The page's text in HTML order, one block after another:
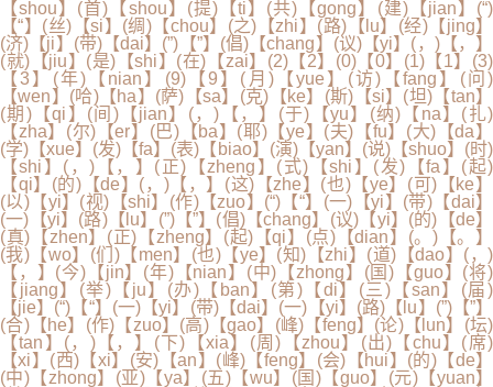
【shou】(首)【shou】(提)【ti】(共)【gong】(建)【jian】(“)
【“】(丝)【si】(绸)【chou】(之)【zhi】(路)【lu】(经)【jing】
(济)【ji】(带)【dai】(”)【”】(倡)【chang】(议)【yi】(，)【，】
(就)【jiu】(是)【shi】(在)【zai】(2)【2】(0)【0】(1)【1】(3)
【3】(年)【nian】(9)【9】(月)【yue】(访)【fang】(问)
【wen】(哈)【ha】(萨)【sa】(克)【ke】(斯)【si】(坦)【tan】
(期)【qi】(间)【jian】(，)【，】(于)【yu】(纳)【na】(扎)
【zha】(尔)【er】(巴)【ba】(耶)【ye】(夫)【fu】(大)【da】
(学)【xue】(发)【fa】(表)【biao】(演)【yan】(说)【shuo】(时)
【shi】(，)【，】(正)【zheng】(式)【shi】(发)【fa】(起)
【qi】(的)【de】(，)【，】(这)【zhe】(也)【ye】(可)【ke】
(以)【yi】(视)【shi】(作)【zuo】(“)【“】(一)【yi】(带)【dai】
(一)【yi】(路)【lu】(”)【”】(倡)【chang】(议)【yi】(的)【de】
(真)【zhen】(正)【zheng】(起)【qi】(点)【dian】(。)【。】
(我)【wo】(们)【men】(也)【ye】(知)【zhi】(道)【dao】(，)
【，】(今)【jin】(年)【nian】(中)【zhong】(国)【guo】(将)
【jiang】(举)【ju】(办)【ban】(第)【di】(三)【san】(届)
【jie】(“)【“】(一)【yi】(带)【dai】(一)【yi】(路)【lu】(”)【”】
(合)【he】(作)【zuo】(高)【gao】(峰)【feng】(论)【lun】(坛)
【tan】(，)【，】(下)【xia】(周)【zhou】(出)【chu】(席)
【xi】(西)【xi】(安)【an】(峰)【feng】(会)【hui】(的)【de】
(中)【zhong】(亚)【ya】(五)【wu】(国)【guo】(元)【yuan】